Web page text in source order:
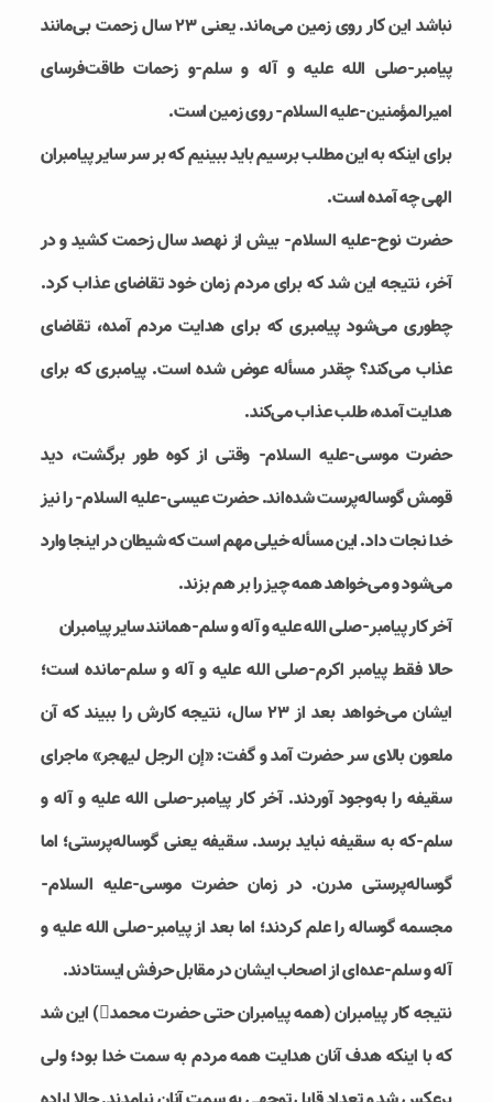
نباشد این کار روی زمین می‌ماند. یعنی 23 سال زحمت بی‌مانند
پیامبر-صلی الله علیه و آله و سلم-و زحمات طاقت‌فرسای
امیرالمؤمنین-علیه السلام- روی زمین است.
برای اینکه به این مطلب برسیم باید ببینیم که بر سر سایر پیامبران
الهی چه آمده است.
حضرت نوح-علیه السلام- بیش از نهصد سال زحمت کشید و در
آخر، نتیجه این شد که برای مردم زمان خود تقاضای عذاب کرد.
چطوری می‌شود پیامبری که برای هدایت مردم آمده، تقاضای
عذاب می‌کند؟ چقدر مسأله عوض شده است. پیامبری که برای
هدایت آمده، طلب عذاب می‌کند.
حضرت موسی-علیه السلام- وقتی از کوه طور برگشت، دید
قومش گوساله‌پرست شده‌اند. حضرت عیسی-علیه السلام- را نیز
خدا نجات داد. این مسأله خیلی مهم است که شیطان در اینجا وارد
می‌شود و می‌خواهد همه چیز را بر هم بزند.
آخر کار پیامبر-صلی الله علیه و آله و سلم-همانند سایر پیامبران
حالا فقط پیامبر اکرم-صلی الله علیه و آله و سلم-مانده است؛
ایشان می‌خواهد بعد از ۲۳ سال، نتیجه کارش را ببیند که آن
ملعون بالای سر حضرت آمد و گفت: «إن‏ الرجل‏ ليهجر» ماجرای
سقیفه را به‌وجود آوردند. آخر کار پیامبر-صلی الله علیه و آله و
سلم-که به سقیفه نباید برسد. سقیفه یعنی گوساله‌پرستی؛ اما
گوساله‌پرستی مدرن. در زمان حضرت موسی-علیه السلام-
مجسمه گوساله را علم کردند؛ اما بعد از پیامبر-صلی الله علیه و
آله و سلم-عده‌ای از اصحاب ایشان در مقابل حرفش ایستادند.
نتیجه کار پیامبران (همه پیامبران حتی حضرت محمد) این شد
که با اینکه هدف آنان هدایت همه مردم به سمت خدا بود؛ ولی